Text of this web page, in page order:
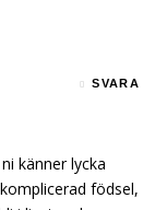
SVARA
känner lycka
födsel,